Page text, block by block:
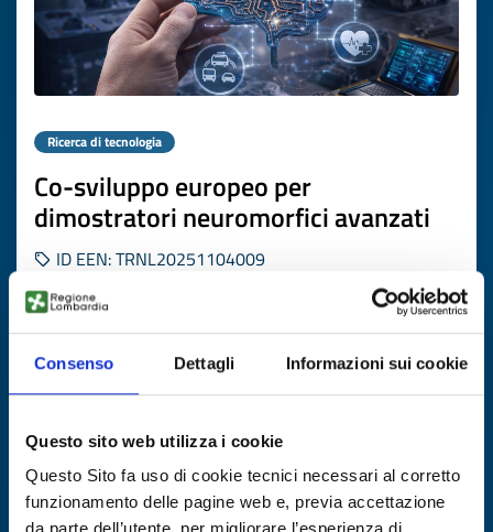
Consenso Dettagli Informazioni sui cookie
Questo sito web utilizza i cookie
Questo Sito fa uso di cookie tecnici necessari al corretto
funzionamento delle pagine web e, previa accettazione
Ricerca di tecnologia
Co-sviluppo europeo per
dimostratori neuromorfici avanzati
ID EEN: TRNL20251104009
SCOPRI DI PIÙ →
Scade il22 dicembre 2026